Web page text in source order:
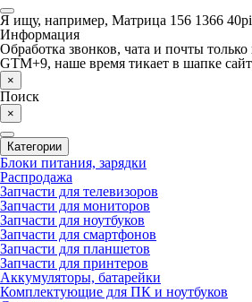
Я ищу, например, Матрица 156 1366
Информация
Обработка звонков, чата и почты только
GTM+9, наше время тикает в шапке
×
Поиск
×
Категории
Блоки питания, зарядки
Распродажа
Запчасти для телевизоров
Запчасти для мониторов
Запчасти для ноутбуков
Запчасти для смартфонов
Запчасти для планшетов
Запчасти для принтеров
Аккумуляторы, батарейки
Комплектующие для ПК и ноутбуков